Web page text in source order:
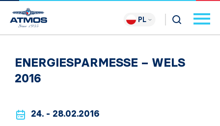
PL
ENERGIESPARMESSE – WELS
2016
24. - 28.02.2016